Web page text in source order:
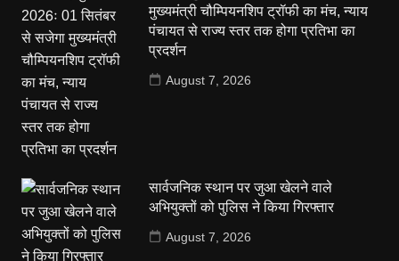
मुख्यमंत्री चौम्पियनशिप ट्रॉफी का मंच, न्याय
पंचायत से राज्य स्तर तक होगा प्रतिभा का
प्रदर्शन
August 7, 2026
सार्वजनिक स्थान पर जुआ खेलने वाले
अभियुक्तों को पुलिस ने किया गिरफ्तार
August 7, 2026